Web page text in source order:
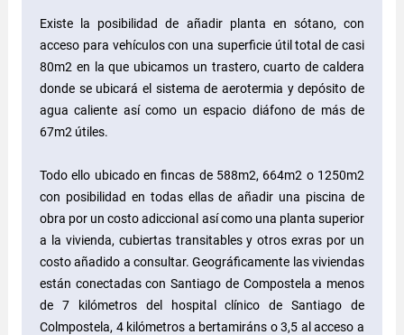
Existe la posibilidad de añadir planta en sótano, con
acceso para vehículos con una superficie útil total de casi
80m2 en la que ubicamos un trastero, cuarto de caldera
donde se ubicará el sistema de aerotermia y depósito de
agua caliente así como un espacio diáfono de más de
67m2 útiles.
Todo ello ubicado en fincas de 588m2, 664m2 o 1250m2
con posibilidad en todas ellas de añadir una piscina de
obra por un costo adiccional así como una planta superior
a la vivienda, cubiertas transitables y otros exras por un
costo añadido a consultar. Geográficamente las viviendas
están conectadas con Santiago de Compostela a menos
de 7 kilómetros del hospital clínico de Santiago de
Colmpostela, 4 kilómetros a bertamiráns o 3,5 al acceso a